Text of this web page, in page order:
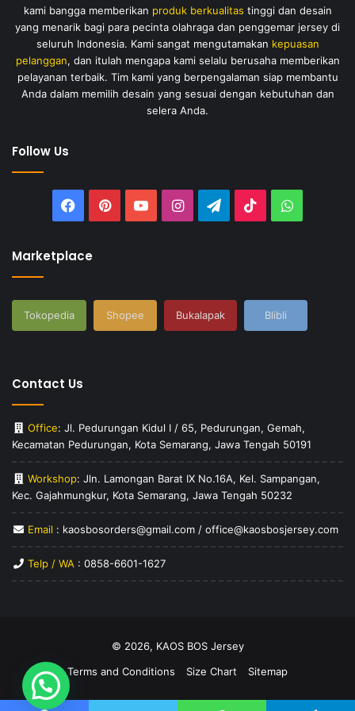
kami bangga memberikan produk berkualitas tinggi dan desain
yang menarik bagi para pecinta olahraga dan penggemar jersey di
seluruh Indonesia. Kami sangat mengutamakan kepuasan
pelanggan, dan itulah mengapa kami selalu berusaha memberikan
pelayanan terbaik. Tim kami yang berpengalaman siap membantu
Anda dalam memilih desain yang sesuai dengan kebutuhan dan
selera Anda.
Follow Us
Facebook
PinterestYouTubeInstagramTelegram
TikTok
Marketplace
Tokopedia Shopee Bukalapak Blibli
Contact Us
Office: Jl. Pedurungan Kidul I / 65, Pedurungan, Gemah,
Kecamatan Pedurungan, Kota Semarang, Jawa Tengah 50191
Workshop: Jln. Lamongan Barat IX No.16A, Kel. Sampangan,
Kec. Gajahmungkur, Kota Semarang, Jawa Tengah 50232
Email : kaosbosorders@gmail.com / office@kaosbosjersey.com
Telp / WA : 0858-6601-1627
© 2026, KAOS BOS Jersey
Terms and Conditions
Size Chart Sitemap